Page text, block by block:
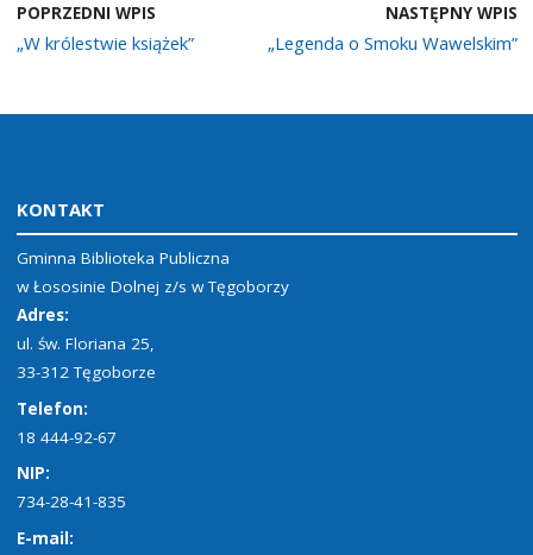
POPRZEDNI WPIS
„W królestwie książek”
NASTĘPNY WPIS
„Legenda o Smoku Wawelskim”
KONTAKT
Gminna Biblioteka Publiczna
w Łososinie Dolnej z/s w Tęgoborzy
Adres:
ul. św. Floriana 25,
33-312 Tęgoborze
Telefon:
18 444-92-67
NIP:
734-28-41-835
E-mail: